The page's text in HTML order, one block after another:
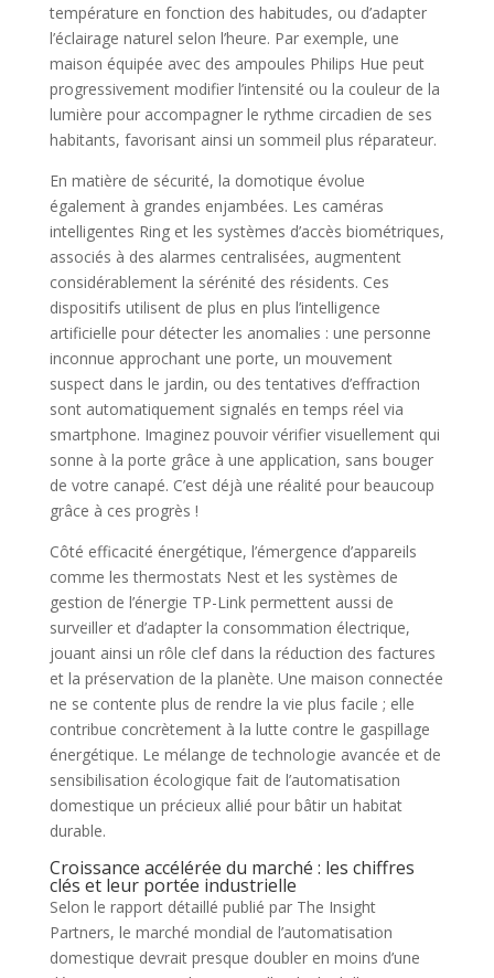
température en fonction des habitudes, ou d’adapter
l’éclairage naturel selon l’heure. Par exemple, une
maison équipée avec des ampoules Philips Hue peut
progressivement modifier l’intensité ou la couleur de la
lumière pour accompagner le rythme circadien de ses
habitants, favorisant ainsi un sommeil plus réparateur.
En matière de sécurité, la domotique évolue
également à grandes enjambées. Les caméras
intelligentes Ring et les systèmes d’accès biométriques,
associés à des alarmes centralisées, augmentent
considérablement la sérénité des résidents. Ces
dispositifs utilisent de plus en plus l’intelligence
artificielle pour détecter les anomalies : une personne
inconnue approchant une porte, un mouvement
suspect dans le jardin, ou des tentatives d’effraction
sont automatiquement signalés en temps réel via
smartphone. Imaginez pouvoir vérifier visuellement qui
sonne à la porte grâce à une application, sans bouger
de votre canapé. C’est déjà une réalité pour beaucoup
grâce à ces progrès !
Côté efficacité énergétique, l’émergence d’appareils
comme les thermostats Nest et les systèmes de
gestion de l’énergie TP-Link permettent aussi de
surveiller et d’adapter la consommation électrique,
jouant ainsi un rôle clef dans la réduction des factures
et la préservation de la planète. Une maison connectée
ne se contente plus de rendre la vie plus facile ; elle
contribue concrètement à la lutte contre le gaspillage
énergétique. Le mélange de technologie avancée et de
sensibilisation écologique fait de l’automatisation
domestique un précieux allié pour bâtir un habitat
durable.
Croissance accélérée du marché : les chiffres
clés et leur portée industrielle
Selon le rapport détaillé publié par The Insight
Partners, le marché mondial de l’automatisation
domestique devrait presque doubler en moins d’une